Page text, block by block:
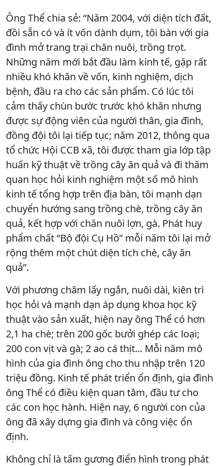
Ông Thể chia sẻ: “Năm 2004, với diện tích đất,
đồi sẵn có và ít vốn dành dụm, tôi bàn với gia
đình mở trang trại chăn nuôi, trồng trọt.
Những năm mới bắt đầu làm kinh tế, gặp rất
nhiều khó khăn về vốn, kinh nghiệm, dịch
bệnh, đầu ra cho các sản phẩm. Có lúc tôi
cảm thấy chùn bước trước khó khăn nhưng
được sự động viên của người thân, gia đình,
đồng đội tôi lại tiếp tục; năm 2012, thông qua
tổ chức Hội CCB xã, tôi được tham gia lớp tập
huấn kỹ thuật về trồng cây ăn quả và đi thăm
quan học hỏi kinh nghiệm một số mô hình
kinh tế tổng hợp trên địa bàn, tôi mạnh dạn
chuyển hướng sang trồng chè, trồng cây ăn
quả, kết hợp với chăn nuôi lợn, gà. Phát huy
phẩm chất “Bộ đội Cụ Hồ” mỗi năm tôi lại mở
rộng thêm một chút diện tích chè, cây ăn
quả”.
Với phương châm lấy ngắn, nuôi dài, kiên trì
học hỏi và mạnh dạn áp dụng khoa học kỹ
thuật vào sản xuất, hiện nay ông Thể có hơn
2,1 ha chè; trên 200 gốc bưởi ghép các loại;
200 con vịt và gà; 2 ao cá thịt... Mỗi năm mô
hình của gia đình ông cho thu nhập trên 120
triệu đồng. Kinh tế phát triển ổn định, gia đình
ông Thể có điều kiện quan tâm, đầu tư cho
các con học hành. Hiện nay, 6 người con của
ông đã xây dựng gia đình và công việc ổn
định.
Không chỉ là tấm gương điển hình trong phát